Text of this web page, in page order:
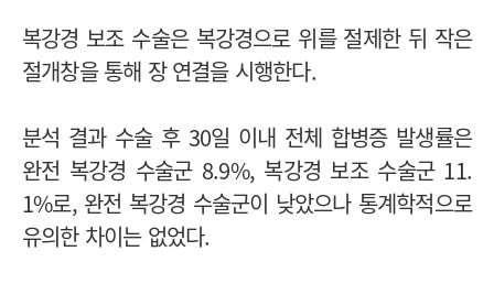
복강경 보조 수술은 복강경으로 위를 절제한 뒤 작은
절개창을 통해 장 연결을 시행한다.
분석 결과 수술 후 30일 이내 전체 합병증 발생률은
완전 복강경 수술군 8.9%, 복강경 보조 수술군 11.
1%로, 완전 복강경 수술군이 낮았으나 통계학적으로
유의한 차이는 없었다.